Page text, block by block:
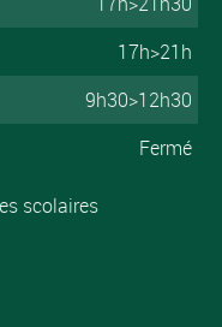
17h>21h
9h30>12h30
Fermé
scolaires